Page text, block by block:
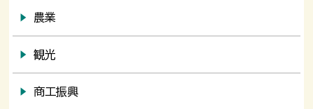
農業
観光
商工振興